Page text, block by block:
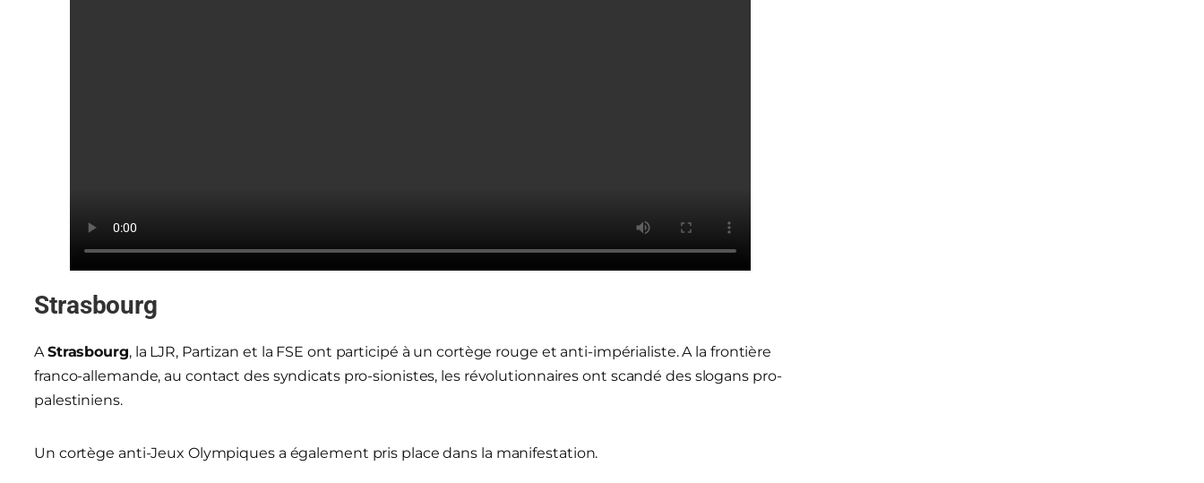
Strasbourg
AStrasbourg, la LJR, Partizan et la FSE ont participé à un cortège rouge et anti-impérialiste. A la frontière
franco-allemande, au contact des syndicats pro-sionistes, les révolutionnaires ont scandé des slogans pro-
palestiniens.
Un cortège anti-Jeux Olympiques a également pris place dans la manifestation.